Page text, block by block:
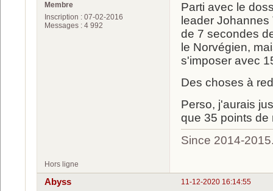
Membre
Inscription : 07-02-2016
Messages : 4 992
Parti avec le
leader
de 7 secondes
le Norvégien,
s'imposer avec
Des choses à
Perso, j'aurais
que 35 points
Since 2014-
Hors ligne
11-12-2020 16:14:55
Abyss